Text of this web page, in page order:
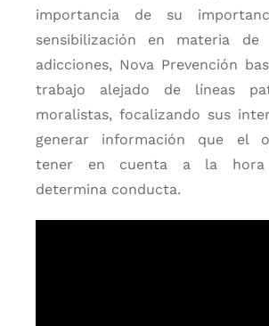
importancia de su
sensibilización en materia de
adicciones, Nova Prevención
trabajo alejado de líneas
moralistas, focalizando sus
generar información que el
tener en cuenta a la hora
determina conducta.